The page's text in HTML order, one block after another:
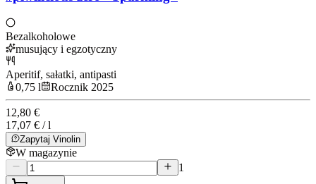
Bezalkoholowe
musujący i egzotyczny
Aperitif, sałatki, antipasti
0,75 l
Rocznik 2025
12,80 €
17,07 € / l
Zapytaj Vinolin
W magazynie
1